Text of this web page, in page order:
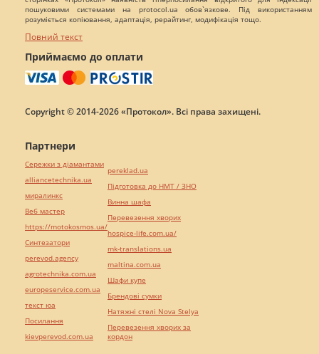
пошуковими системами на protocol.ua обов`язкове. Під використанням
розуміється копіювання, адаптація, рерайтинг, модифікація тощо.
Повний текст
Приймаємо до оплати
Copyright © 2014-2026 «Протокол». Всі права захищені.
Партнери
Сережки з діамантами
alliancetechnika.ua
миралинкс
Веб мастер
https://motokosmos.ua/
Синтезатори
perevod.agency
agrotechnika.com.ua
europeservice.com.ua
текст юа
Посилання
kievperevod.com.ua
pereklad.ua
Підготовка до НМТ / ЗНО
Винна шафа
Перевезення хворих
hospice-life.com.ua/
mk-translations.ua
maltina.com.ua
Шафи купе
Брендові сумки
Натяжні стелі Nova Stelya
Перевезення хворих за
кордон